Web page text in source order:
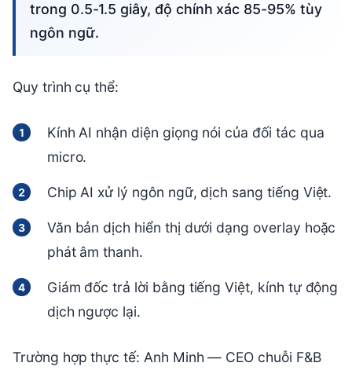
trong 0.5-1.5 giây, độ chính xác 85-95% tùy
ngôn ngữ.
Quy trình cụ thể:
Kính AI nhận diện giọng nói của đối tác qua
micro.
Chip AI xử lý ngôn ngữ, dịch sang tiếng Việt.
Văn bản dịch hiển thị dưới dạng overlay hoặc
phát âm thanh.
Giám đốc trả lời bằng tiếng Việt, kính tự động
dịch ngược lại.
Trường hợp thực tế: Anh Minh — CEO chuỗi F&B